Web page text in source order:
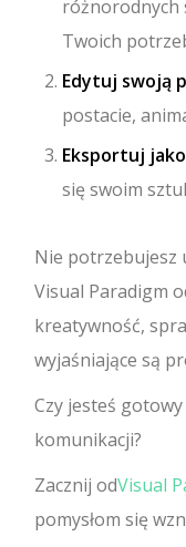
różnorodnych
Twoich
Edytuj swoją
postacie,
Eksportuj
się swoim
Nie
Visual Paradigm
kreatywność,
wyjaśniające są
Czy jesteś
komunikacji?
Zacznij odVisual
pomysłom się